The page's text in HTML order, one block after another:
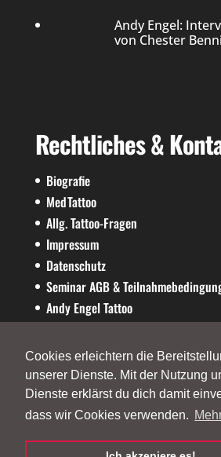
Cookies erleichtern die
unserer Dienste. Mit der Nutzung
Dienste erklärst du dich damit
dass wir Cookies verwenden.
Andy Engel:
von Chester
Rechtliches &
Biografie
MedTattoo
Allg. Tattoo-Fragen
Impressum
Datenschutz
Seminar AGB &
Andy Engel Tattoo